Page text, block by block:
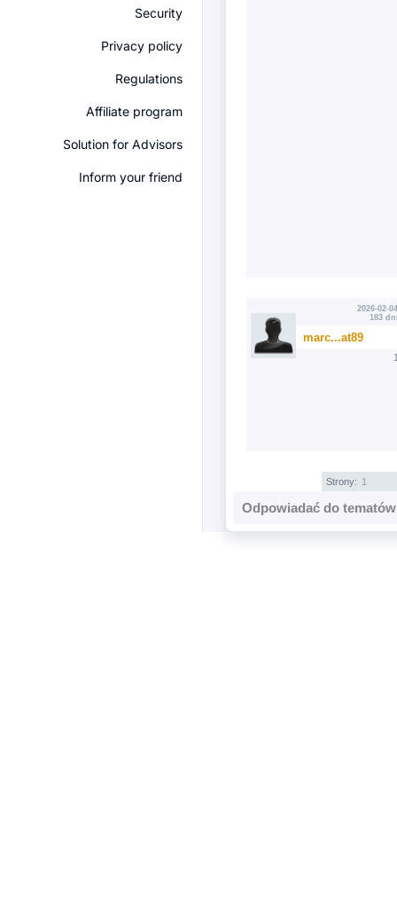
Security
Privacy policy
Regulations
Affiliate program
Solution for Advisors
Inform your friend
2026-02-
183
marc...at89
Strony: 1
Odpowiadać do